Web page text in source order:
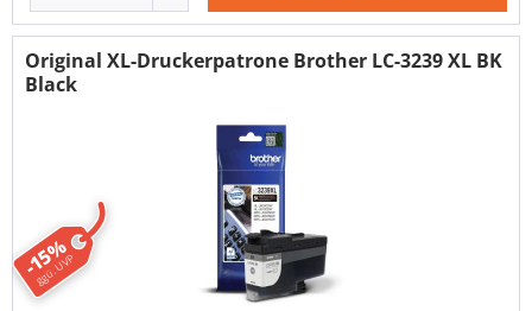
-15%
ggü. UVP
Original XL-Druckerpatrone Brother LC-3239 XL BK
Black